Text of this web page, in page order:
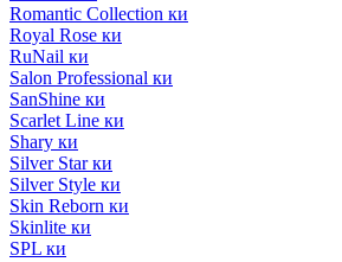
Romantic Collection ки
Royal Rose ки
RuNail ки
Salon Professional ки
SanShine ки
Scarlet Line ки
Shary ки
Silver Star ки
Silver Style ки
Skin Reborn ки
Skinlite ки
SPL ки